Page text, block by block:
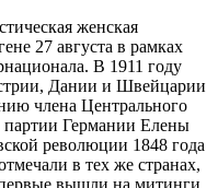
женская
27 августа в рамках
В 1911 году
Дании и Швейцарии
члена Центрального
партии Германии Елены
революции 1848 года
в тех же странах,
вышли на митинги